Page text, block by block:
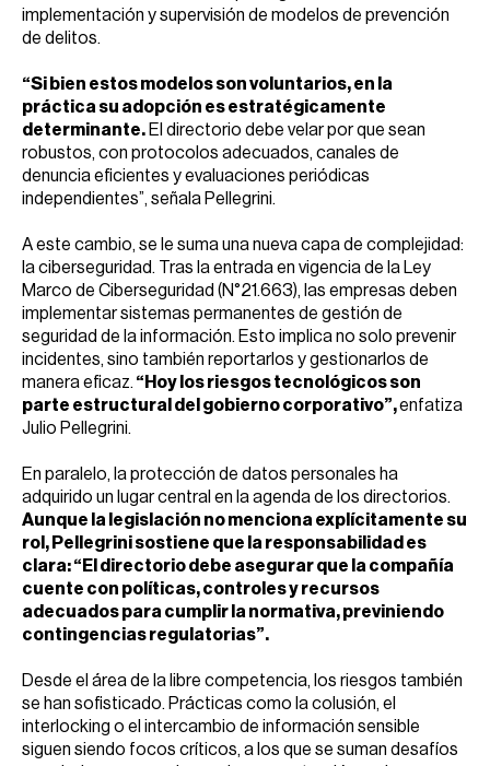
implementación y supervisión de modelos de prevención
de delitos.
“Si bien estos modelos son voluntarios, en la
práctica su adopción es estratégicamente
determinante. El directorio debe velar por que sean
robustos, con protocolos adecuados, canales de
denuncia eficientes y evaluaciones periódicas
independientes”, señala Pellegrini.
A este cambio, se le suma una nueva capa de complejidad:
la ciberseguridad. Tras la entrada en vigencia de la Ley
Marco de Ciberseguridad (N°21.663), las empresas deben
implementar sistemas permanentes de gestión de
seguridad de la información. Esto implica no solo prevenir
incidentes, sino también reportarlos y gestionarlos de
manera eficaz. “Hoy los riesgos tecnológicos son
parte estructural del gobierno corporativo”,enfatiza
Julio Pellegrini.
En paralelo, la protección de datos personales ha
adquirido un lugar central en la agenda de los directorios.
Aunque la legislación no menciona explícitamente su
rol, Pellegrini sostiene que la responsabilidad es
clara: “El directorio debe asegurar que la compañía
cuente con políticas, controles y recursos
adecuados para cumplir la normativa, previniendo
contingencias regulatorias”.
Desde el área de la libre competencia, los riesgos también
se han sofisticado. Prácticas como la colusión, el
interlocking o el intercambio de información sensible
siguen siendo focos críticos, a los que se suman desafíos